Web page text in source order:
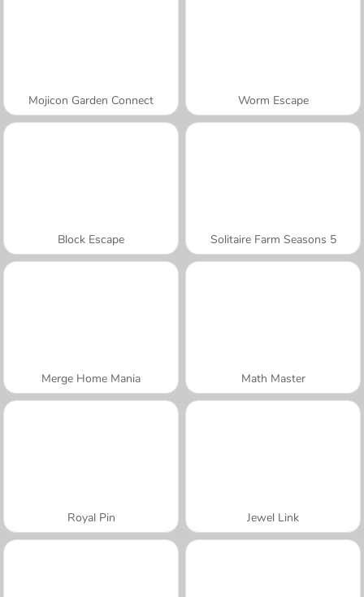
Mojicon Garden Connect Worm Escape
Block Escape Solitaire Farm Seasons 5
Merge Home Mania Math Master
Royal Pin Jewel Link